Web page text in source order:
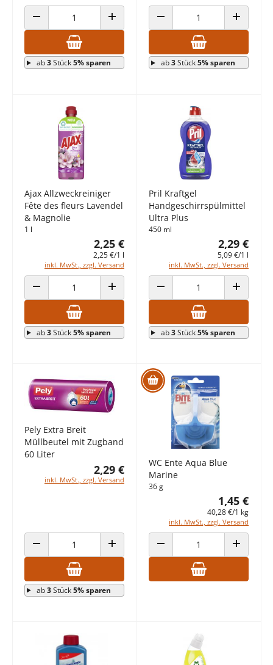
ANZAHL VERRINGERN ANZAHL ERHÖHEN
ab3Stück5% sparen
ANZAHL VERRINGERN ANZAHL
ab3Stück5% sparen
Ajax Allzweckreiniger
Fête des fleurs Lavendel
& Magnolie
1 l
2,25 €
2,25 €/1 l
inkl. MwSt., zzgl. Versand
ANZAHL VERRINGERN ANZAHL ERHÖHEN
ab3Stück5% sparen
Pril Kraftgel
Handgeschirrspülmittel
Ultra Plus
450 ml
2,29 €
5,09 €/1 l
inkl. MwSt., zzgl. Versand
ANZAHL VERRINGERN ANZAHL
ab3Stück5% sparen
Pely Extra Breit
Müllbeutel mit Zugband
60 Liter
2,29 €
inkl. MwSt., zzgl. Versand
ANZAHL VERRINGERN ANZAHL ERHÖHEN
ab3Stück5% sparen
WC Ente Aqua Blue
Marine
36 g
1,45 €
40,28 €/1 kg
inkl. MwSt., zzgl. Versand
ANZAHL VERRINGERN ANZAHL